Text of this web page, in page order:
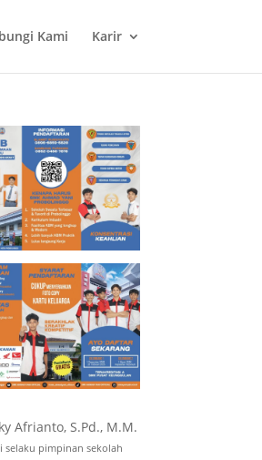
Kami Karir
Afrianto, S.Pd., M.M.
selaku pimpinan sekolah